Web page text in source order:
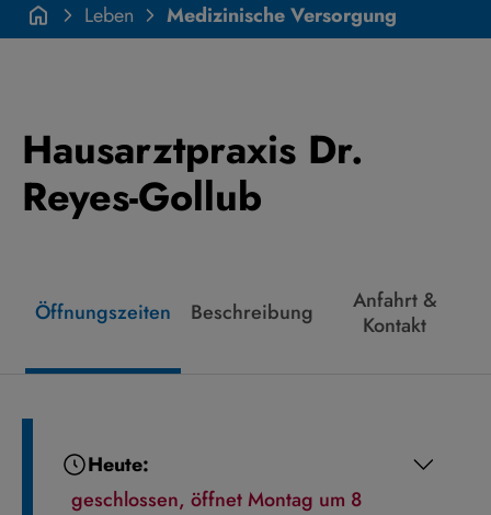
Medizinische Versorgung
Leben
Hausarztpraxis Dr.
Reyes-Gollub
Öffnungszeiten Beschreibung
Anfahrt &
Kontakt
Heute:
geschlossen, öffnet Montag um 8